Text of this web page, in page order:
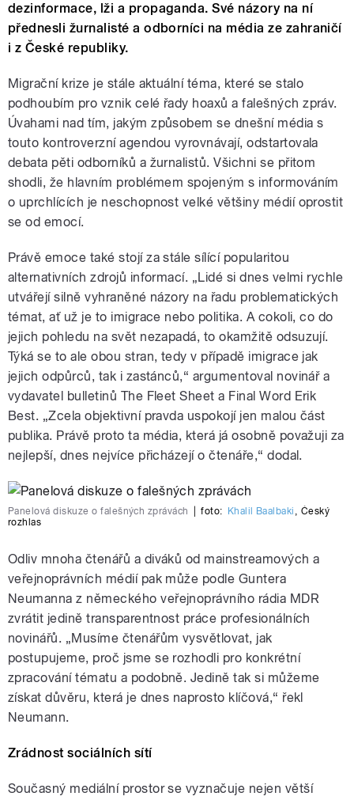
dezinformace, lži a propaganda. Své názory na ní
přednesli žurnalisté a odborníci na média ze zahraničí
i z České republiky.
Migrační krize je stále aktuální téma, které se stalo
podhoubím pro vznik celé řady hoaxů a falešných zpráv.
Úvahami nad tím, jakým způsobem se dnešní média s
touto kontroverzní agendou vyrovnávají, odstartovala
debata pěti odborníků a žurnalistů. Všichni se přitom
shodli, že hlavním problémem spojeným s informováním
o uprchlících je neschopnost velké většiny médií oprostit
se od emocí.
Právě emoce také stojí za stále sílící popularitou
alternativních zdrojů informací. „Lidé si dnes velmi rychle
utvářejí silně vyhraněné názory na řadu problematických
témat, ať už je to imigrace nebo politika. A cokoli, co do
jejich pohledu na svět nezapadá, to okamžitě odsuzují.
Týká se to ale obou stran, tedy v případě imigrace jak
jejich odpůrců, tak i zastánců,“ argumentoval novinář a
vydavatel bulletinů The Fleet Sheet a Final Word Erik
Best. „Zcela objektivní pravda uspokojí jen malou část
publika. Právě proto ta média, která já osobně považuji za
nejlepší, dnes nejvíce přicházejí o čtenáře,“ dodal.
Panelová diskuze o falešných zprávách foto: Khalil Baalbaki , Český
rozhlas
Odliv mnoha čtenářů a diváků od mainstreamových a
veřejnoprávních médií pak může podle Guntera
Neumanna z německého veřejnoprávního rádia MDR
zvrátit jedině transparentnost práce profesionálních
novinářů. „Musíme čtenářům vysvětlovat, jak
postupujeme, proč jsme se rozhodli pro konkrétní
zpracování tématu a podobně. Jedině tak si můžeme
získat důvěru, která je dnes naprosto klíčová,“ řekl
Neumann.
Zrádnost sociálních sítí
Současný mediální prostor se vyznačuje nejen větší